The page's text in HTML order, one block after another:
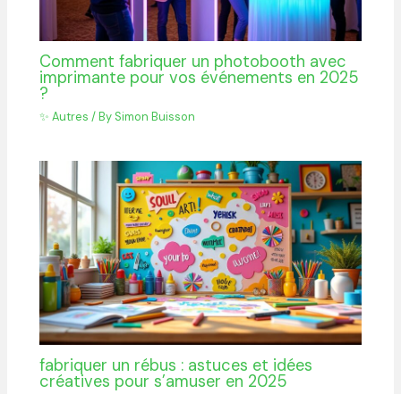
Comment fabriquer un photobooth avec
imprimante pour vos événements en 2025
?
✨ Autres / By Simon Buisson
fabriquer un rébus : astuces et idées
créatives pour s’amuser en 2025